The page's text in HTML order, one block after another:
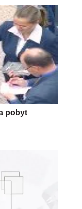
pobyt